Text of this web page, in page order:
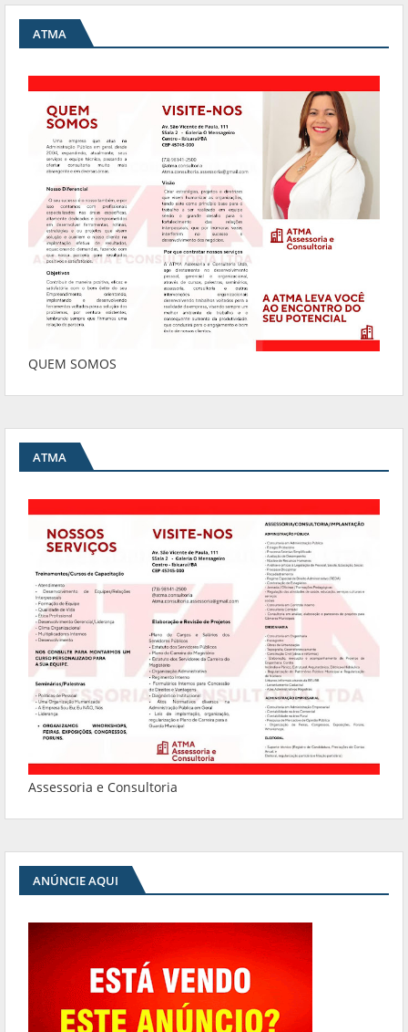
ATMA
QUEM SOMOS
ATMA
Assessoria e Consultoria
ANÚNCIE AQUI